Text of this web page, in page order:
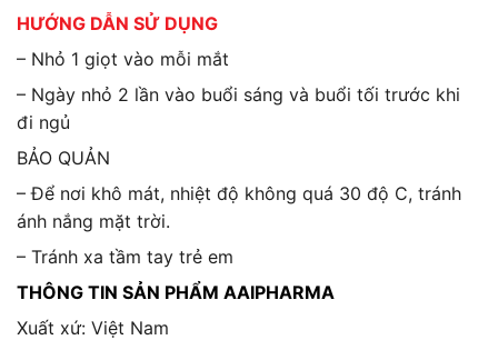
HƯỚNG DẪN SỬ DỤNG
– Nhỏ 1 giọt vào mỗi mắt
– Ngày nhỏ 2 lần vào buổi sáng và buổi tối trước khi
đi ngủ
BẢO QUẢN
– Để nơi khô mát, nhiệt độ không quá 30 độ C, tránh
ánh nắng mặt trời.
– Tránh xa tầm tay trẻ em
THÔNG TIN SẢN PHẨM AAIPHARMA
Xuất xứ: Việt Nam